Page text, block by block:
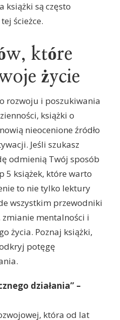
książki są często
ścieżce.
które
życie
rozwoju i poszukiwania
książki o
nieocenione źródło
Jeśli szukasz
odmienią Twój sposób
5 książek, które warto
to nie tylko lektury
wszystkim przewodniki
mentalności i
życia. Poznaj książki,
potęgę
działania” –
która od lat